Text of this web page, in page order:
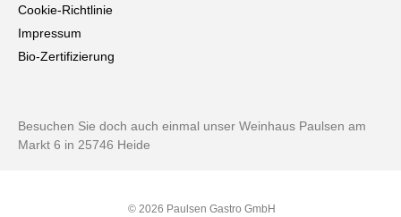
Cookie-Richtlinie
Impressum
Bio-Zertifizierung
Besuchen Sie doch auch einmal unser Weinhaus Paulsen am
Markt 6 in 25746 Heide
© 2026 Paulsen Gastro GmbH